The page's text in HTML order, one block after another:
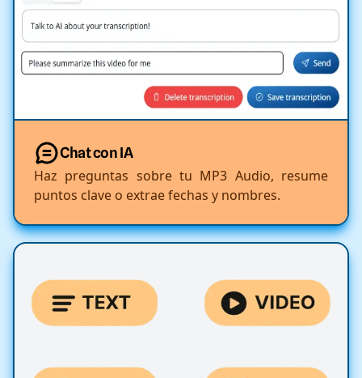
Chat con IA
Haz preguntas sobre tu MP3 Audio, resume
puntos clave o extrae fechas y nombres.